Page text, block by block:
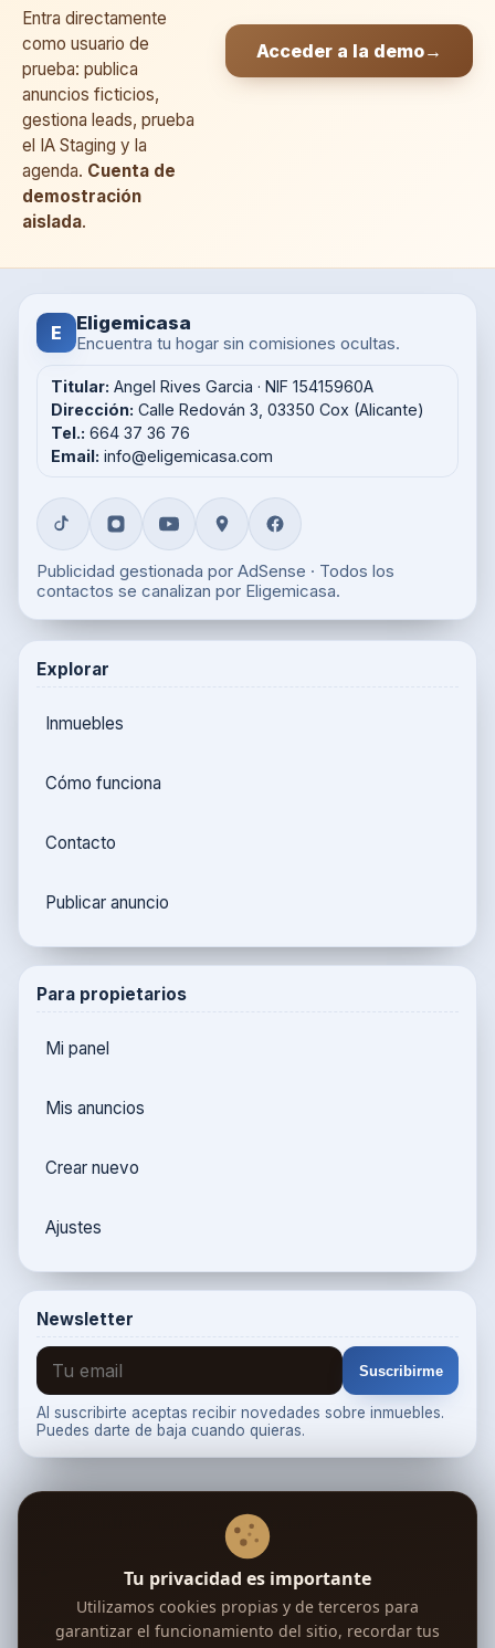
Entra directamente
como usuario de
prueba: publica
anuncios ficticios,
gestiona leads, prueba
el IA Staging y la
agenda. Cuenta de
demostración
aislada.
Acceder a la demo→
E Eligemicasa
Encuentra tu hogar sin comisiones ocultas.
Titular: Angel Rives Garcia · NIF 15415960A
Dirección: Calle Redován 3, 03350 Cox (Alicante)
Tel.: 664 37 36 76
Email: info@eligemicasa.com
Publicidad gestionada por AdSense · Todos los
contactos se canalizan por Eligemicasa.
Explorar
Inmuebles
Cómo funciona
Contacto
Publicar anuncio
Para propietarios
Mi panel
Mis anuncios
Crear nuevo
Ajustes
Newsletter
Suscribirme
Al suscribirte aceptas recibir novedades sobre inmuebles.
Puedes darte de baja cuando quieras.
Tu confianza, nuestra prioridad
Google
Deja tu opinión en Trustpilot →
Síguenos en Telegram
Tu privacidad es importante
Utilizamos cookies propias y de terceros para
garantizar el funcionamiento del sitio, recordar tus